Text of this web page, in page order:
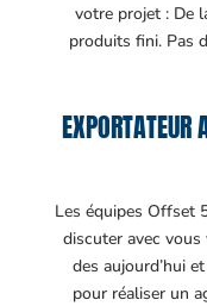
votre projet : De
produits fini. Pas
EXPORTATEUR
Les équipes Offset
discuter avec
des aujourd’hui
pour réaliser un